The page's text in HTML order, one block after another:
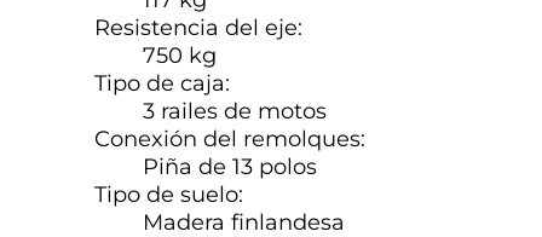
Resistencia del eje:
750 kg
Tipo de caja:
3 railes de motos
Conexión del remolques:
Piña de 13 polos
Tipo de suelo:
Madera finlandesa